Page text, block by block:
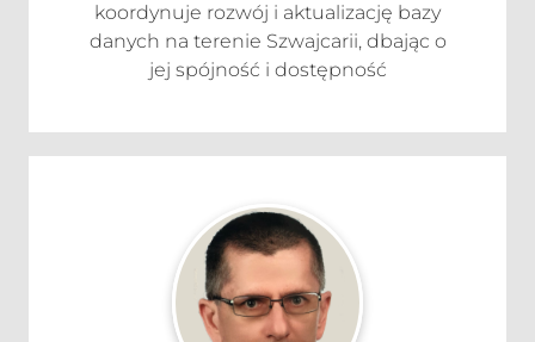
koordynuje rozwój i aktualizację bazy
danych na terenie Szwajcarii, dbając o
jej spójność i dostępność